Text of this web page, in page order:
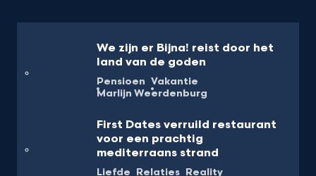
We zijn er Bijna! reist door het
land van de goden
Pensioen Vakantie
Marlijn Weerdenburg
First Dates verruild restaurant
voor een prachtig
mediterraans strand
Liefde Relaties Reality